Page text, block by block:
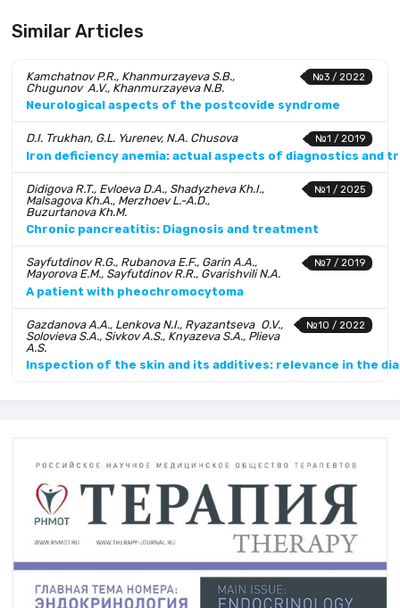
Similar Articles
№3 / 2022
Kamchatnov P.R., Khanmurzayeva S.B.,
Chugunov A.V., Khanmurzayeva N.B.
Neurological aspects of the postcovide syndrome
№1 / 2019
D.I. Trukhan, G.L. Yurenev, N.A. Chusova
Iron deficiency anemia: actual aspects of diagnostics
№1 / 2025
Didigova R.T., Evloeva D.A., Shadyzheva Kh.I.,
Malsagova Kh.A., Merzhoev L.-A.D.,
Buzurtanova Kh.M.
Chronic pancreatitis: Diagnosis and treatment
№7 / 2019
Sayfutdinov R.G., Rubanova E.F., Garin A.A.,
Mayorova E.M., Sayfutdinov R.R., Gvarishvili N.A.
A patient with pheochromocytoma
№10 / 2022
Gazdanova A.A., Lenkova N.I., Ryazantseva O.V.,
Solovieva S.A., Sivkov A.S., Knyazeva S.A., Plieva
A.S.
Inspection of the skin and its additives: relevance in the